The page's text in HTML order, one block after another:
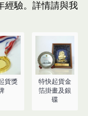
經驗。詳情請與我
貨獎
特快起貨金
箔掛畫及銀
碟